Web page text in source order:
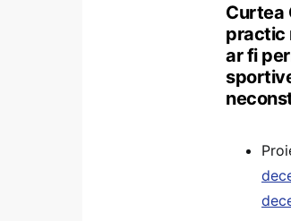
Curtea
practic
ar fi